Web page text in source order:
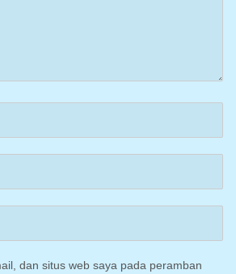
dan situs web saya pada peramban